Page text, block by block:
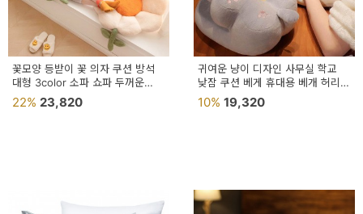
꽃모양 등받이 꽃 의자 쿠션 방석
대형 3color 소파 쇼파 두꺼운
등쿠션 거실 카페 예쁜 인테리어
22% 23,820
귀여운 냥이 디자인 사무실 학교
낮잠 쿠션 베게 휴대용 베개 허리
바디 방석 문어베게
10% 19,320